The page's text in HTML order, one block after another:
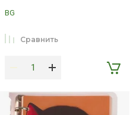
BG
Сравнить